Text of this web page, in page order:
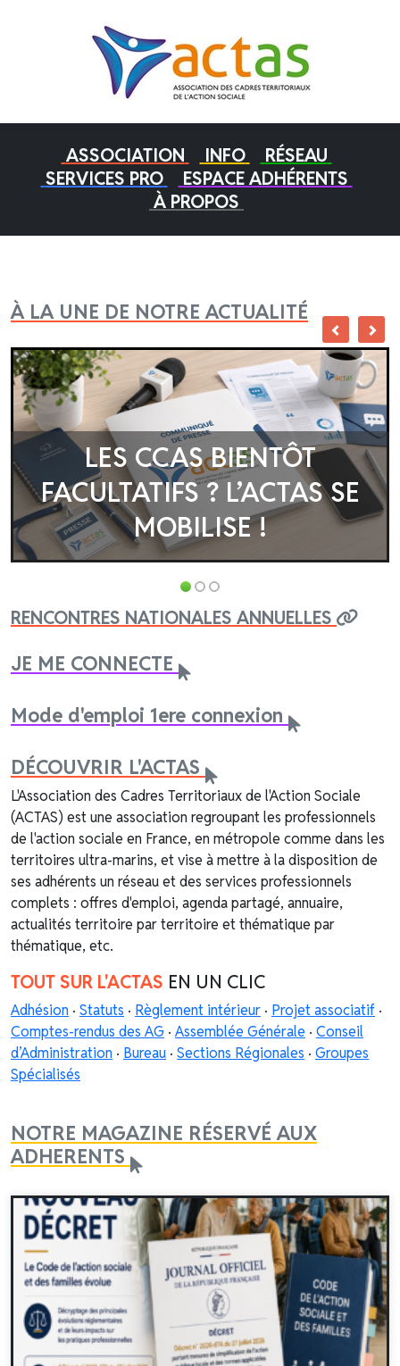
ASSOCIATION INFO
RÉSEAU
SERVICES PRO
ESPACE ADHÉRENTS
À PROPOS
À LA UNE DE NOTRE ACTUALITÉ
LES CCAS BIENTÔT
FACULTATIFS ? L’ACTAS SE
MOBILISE !
RENCONTRES NATIONALES ANNUELLES
JE ME CONNECTE
Mode d'emploi 1ere connexion
DÉCOUVRIR L'ACTAS
L'Association des Cadres Territoriaux de l'Action Sociale
(ACTAS) est une association regroupant les professionnels
de l'action sociale en France, en métropole comme dans les
territoires ultra-marins, et vise à mettre à la disposition de
ses adhérents un réseau et des services professionnels
complets : offres d'emploi, agenda partagé, annuaire,
actualités territoire par territoire et thématique par
thématique, etc.
TOUT SUR L'ACTAS EN UN CLIC
Adhésion · Statuts · Règlement intérieur · Projet associatif ·
Comptes-rendus des AG · Assemblée Générale · Conseil
d’Administration · Bureau · Sections Régionales · Groupes
Spécialisés
NOTRE MAGAZINE RÉSERVÉ AUX
ADHERENTS